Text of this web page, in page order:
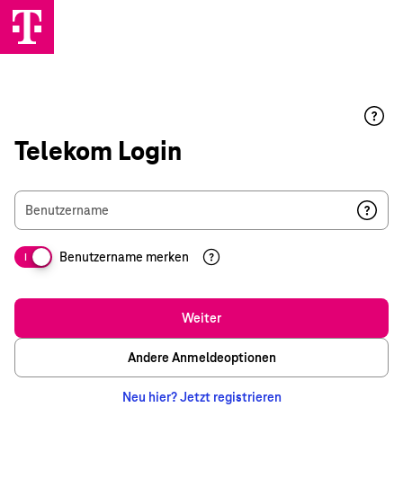
Telekom Login
Benutzername
I Benutzername merken
Weiter
Andere Anmeldeoptionen
Neu hier? Jetzt registrieren